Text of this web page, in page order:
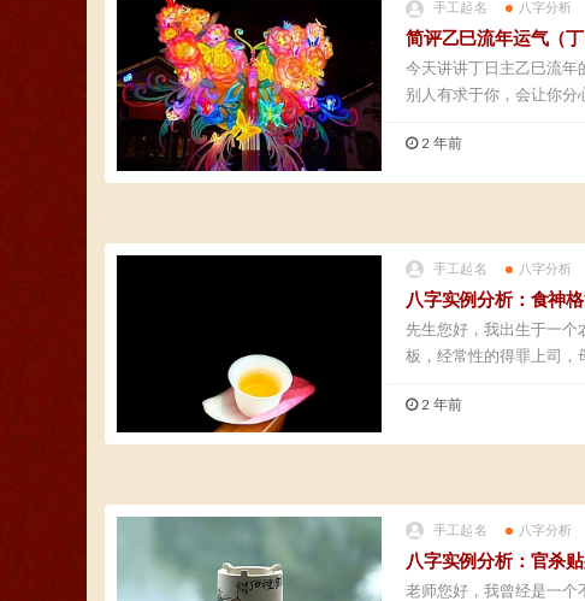
手工起名 八字分析
简评乙巳流年运气（丁
今天讲讲丁日主乙巳流年
别人有求于你，会让你分
2 年前
手工起名 八字分析
八字实例分析：食神
先生您好，我出生于一个
板，经常性的得罪上司，
2 年前
手工起名 八字分析
八字实例分析：官杀
老师您好，我曾经是一个